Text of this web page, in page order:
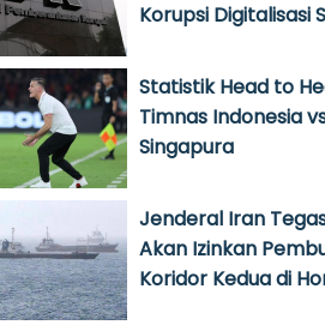
Korupsi Digitalisasi
Statistik Head to
Timnas Indonesia
Singapura
Jenderal Iran
Akan Izinkan
Koridor Kedua di